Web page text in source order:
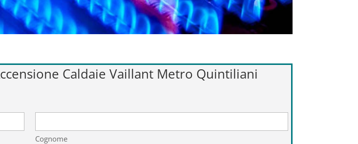
Caldaie Vaillant Metro Quintiliani
Cognome